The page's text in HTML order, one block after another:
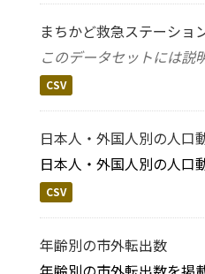
まちかど救急ステーション
このデータセットには説
CSV
日本人・外国人別の人口
日本人・外国人別の人口
CSV
年齢別の市外転出数